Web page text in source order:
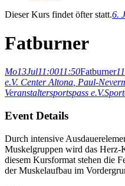
Dieser Kurs findet öfter statt.6.
Fatburner
Mo13Jul11:0011:50Fatburner
e.V. Center Altona, Paul-
Veranstaltersportspass e.V.
Event Details
Durch intensive
Muskelgruppen wird das Herz-
diesem Kursformat stehen die
der Muskelaufbau im